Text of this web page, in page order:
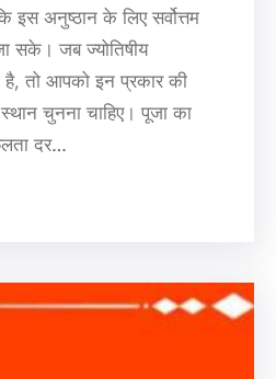
इस अनुष्ठान के लिए सर्वोत्तम
सके। जब ज्योतिषीय
है, तो आपको इन प्रकार की
चुनना चाहिए। पूजा का
दर…